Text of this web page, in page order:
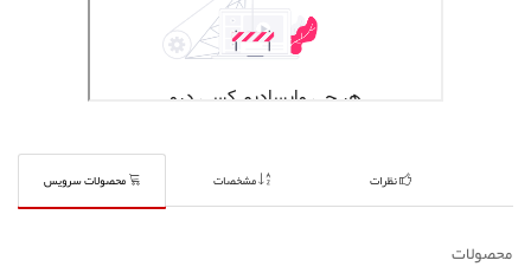
نظرات مشخصات محصولات سرویس
محصولات